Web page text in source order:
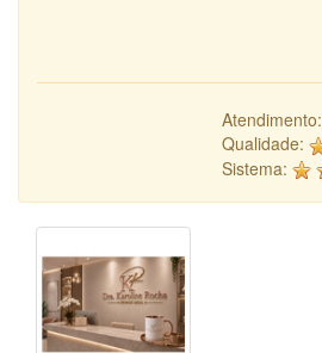
Atendimento:
Qualidade:
Sistema: